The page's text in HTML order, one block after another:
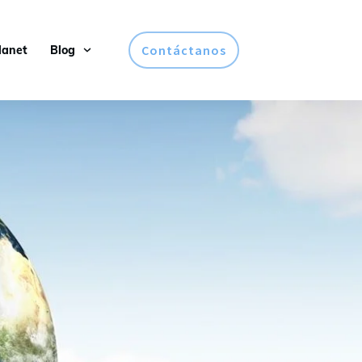
Blog Contáctanos